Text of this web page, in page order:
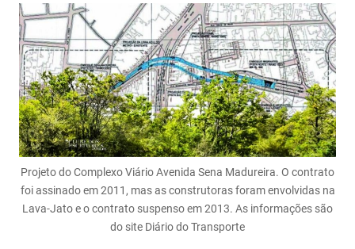
de
50
|
Sobre
a
arte
de
envelhecer
com
graça
Projeto do Complexo Viário Avenida Sena Madureira. O contrato
foi assinado em 2011, mas as construtoras foram envolvidas na
Lava-Jato e o contrato suspenso em 2013. As informações são
do site Diário do Transporte